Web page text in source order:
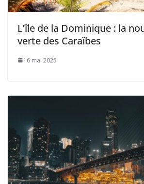
L’île de la Dominique : la
verte des Caraïbes
16 mai 2025